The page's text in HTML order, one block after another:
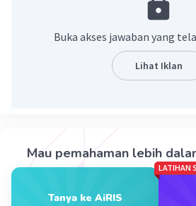
Ole sebab itu, jawaban yang
Semoga membantu.
Anissa E Level 19
20 November 2023 13:09
maw tnyyaaa angka 4 nya
Buka akses jawaban yang
Lihat Iklan
Mau pemahaman lebih
Tanya ke AiRIS
LATIHAN